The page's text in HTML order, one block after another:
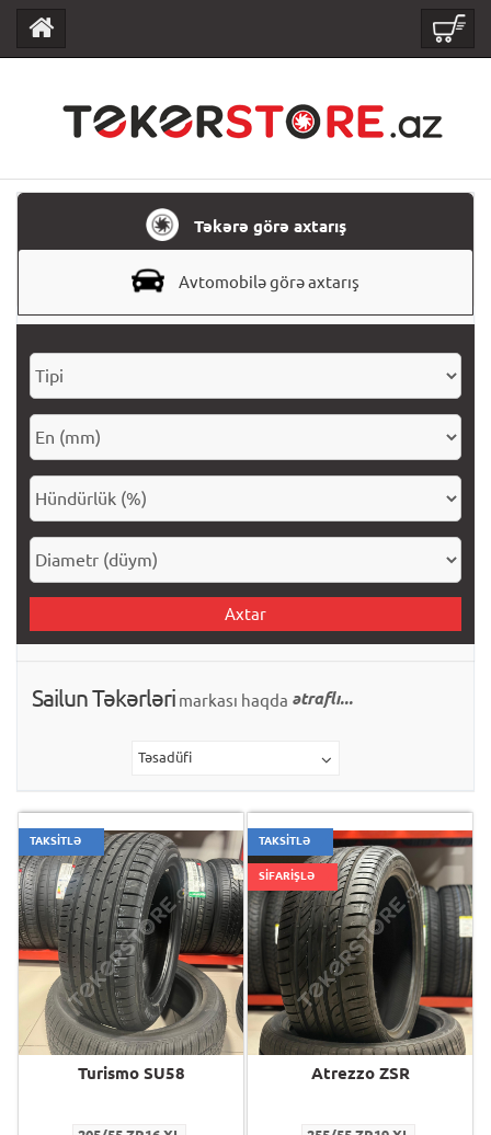
Təkərə görə axtarış
Avtomobilə görə axtarış
Axtar
Sailun Təkərləri markası haqda ətraflı...
Təsadüfi
TAKSİTLƏ
Turismo SU58
TAKSİTLƏ
SİFARİŞLƏ
Atrezzo ZSR